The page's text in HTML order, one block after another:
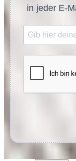
in jeder E-